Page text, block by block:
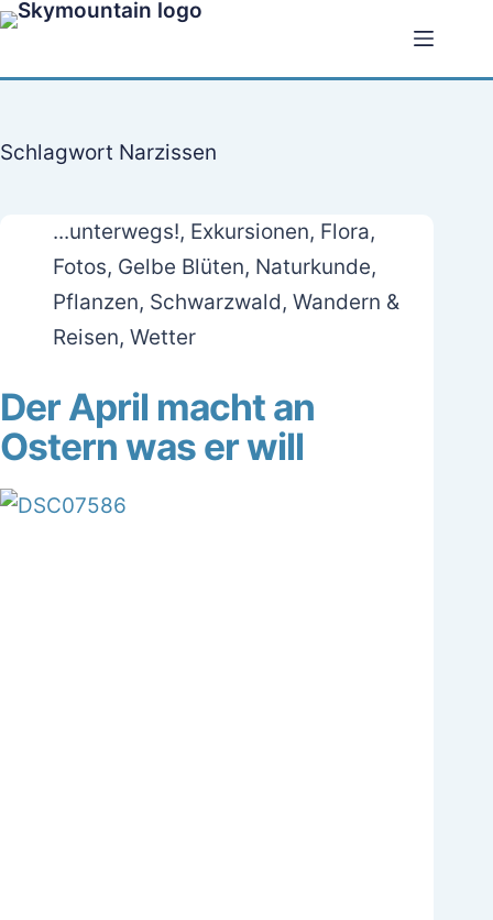
Zum
springen
Schlagwort Narzissen
...unterwegs!, Exkursionen, Flora,
Fotos, Gelbe Blüten, Naturkunde,
Pflanzen, Schwarzwald, Wandern &
Reisen, Wetter
Der April macht an
Ostern was er will